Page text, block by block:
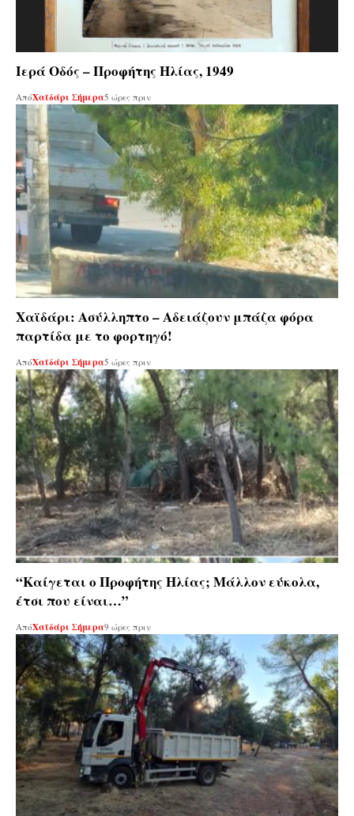
Ιερά Οδός – Προφήτης Ηλίας, 1949
ΑπόΧαϊδάρι Σήμερα5 ώρες πριν
Χαϊδάρι: Ασύλληπτο – Αδειάζουν μπάζα φόρα
παρτίδα με το φορτηγό!
ΑπόΧαϊδάρι Σήμερα5 ώρες πριν
“Καίγεται ο Προφήτης Ηλίας; Μάλλον εύκολα,
έτσι που είναι…”
ΑπόΧαϊδάρι Σήμερα9 ώρες πριν